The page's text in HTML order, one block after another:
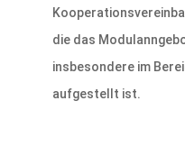
die das
insbesondere im
aufgestellt ist.